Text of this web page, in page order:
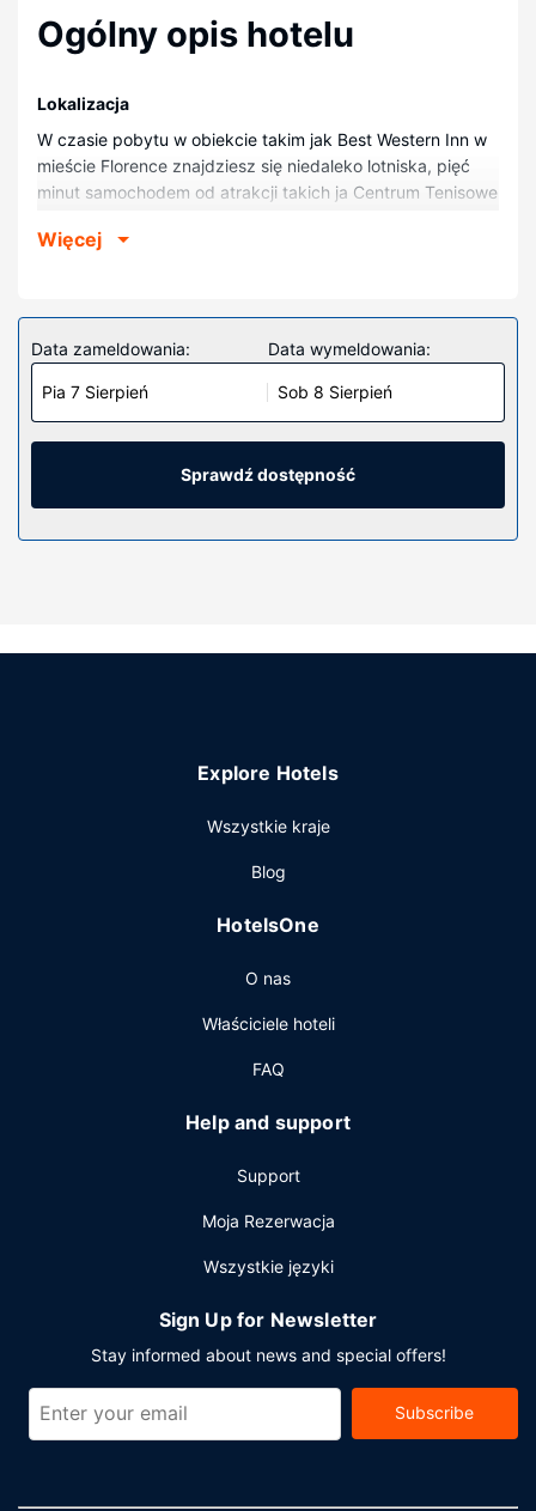
Ogólny opis hotelu
Lokalizacja
W czasie pobytu w obiekcie takim jak Best Western Inn w
mieście Florence znajdziesz się niedaleko lotniska, pięć
minut samochodem od atrakcji takich ja Centrum Tenisowe
znajduje się 5 km od atrakcji takiej jak Mcleod Regional
Poczuj się jak w domu w 73 klimatyzowanych pokojach,
których wyposażenie to lodówka i kuchenka mikrofalowa.
Wyposażenie łóżek to pillowtop oraz pościel premium.
Bezpłatny bezprzewodowy dostęp do internetu zapewni
łączność ze światem, a 55-cal. telewizor LED i telewizja
bezprzewodowy dostęp do internetu i automat.
ekspresowe wymeldowanie oraz recepcja całodobowa.
Więcej
Data zameldowania:
Pia 7 Sierpień
Data wymeldowania:
Sob 8 Sierpień
Sprawdź dostępność
Explore Hotels
Wszystkie kraje
Blog
HotelsOne
O nas
Właściciele hoteli
FAQ
Help and support
Support
Moja Rezerwacja
Wszystkie języki
Sign Up for Newsletter
Stay informed about news and special offers!
Subscribe